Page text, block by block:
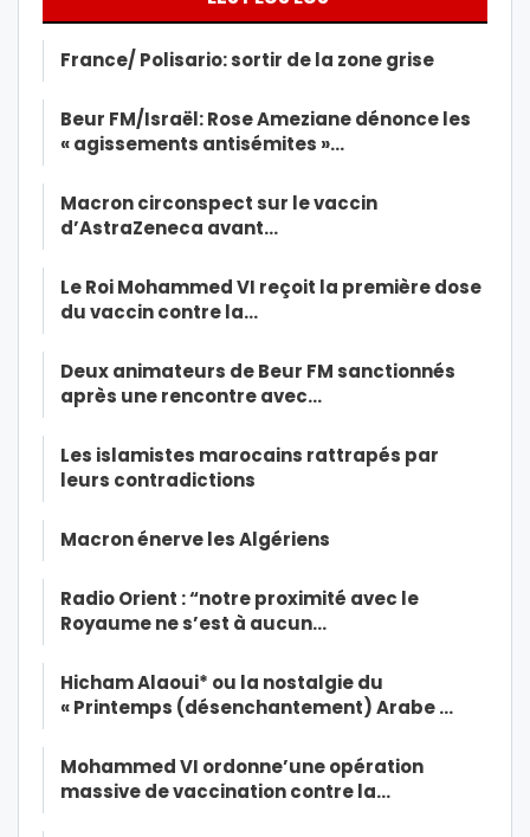
France/ Polisario: sortir de la zone grise
Beur FM/Israël: Rose Ameziane dénonce les
« agissements antisémites »…
Macron circonspect sur le vaccin
d’AstraZeneca avant…
Le Roi Mohammed VI reçoit la première dose
du vaccin contre la…
Deux animateurs de Beur FM sanctionnés
après une rencontre avec…
Les islamistes marocains rattrapés par
leurs contradictions
Macron énerve les Algériens
Radio Orient : “notre proximité avec le
Royaume ne s’est à aucun…
Hicham Alaoui* ou la nostalgie du
« Printemps (désenchantement) Arabe …
Mohammed VI ordonne’une opération
massive de vaccination contre la…